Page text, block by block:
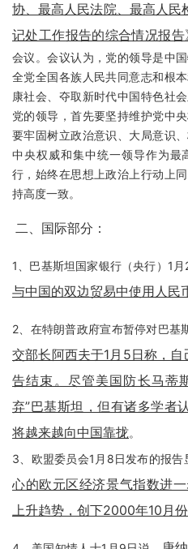
协、最高人民法院、最高人民
记处工作报告的综合情况报告
会议。会议认为，党的领导是中
全党全国各族人民共同意志和根
康社会、夺取新时代中国特色社
党的领导，首先要坚持维护党中
要牢固树立政治意识、大局意识
中央权威和集中统一领导作为最
行，始终在思想上政治上行动上
持高度一致。
二、国际部分：
1、巴基斯坦国家银行（央行）1月
与中国的双边贸易中使用人民
2、在特朗普政府宣布暂停对巴基
交部长阿西夫于1月5日称，自
告结束。尽管美国防长马蒂
弃”巴基斯坦，但有诸多学者
将越来越向中国靠拢。
3、欧盟委员会1月8日发布的报告
心的欧元区经济景气指数进
上升趋势，创下2000年10月